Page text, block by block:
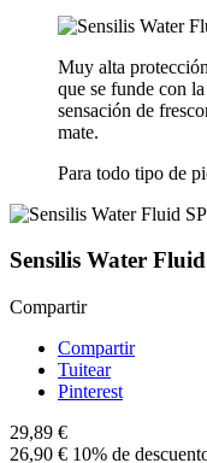
Muy alta
que se funde con
sensación de
mate.
Para todo tipo de
Sensilis Water
Compartir
Compartir
Tuitear
Pinterest
29,89 €
26,90 € 10% de